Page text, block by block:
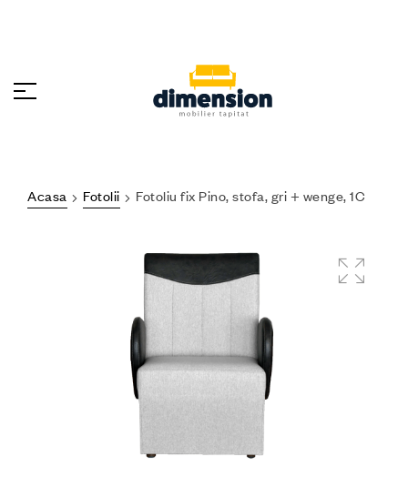
Acasa Fotolii Fotoliu fix Pino, stofa, gri + wenge, 1C